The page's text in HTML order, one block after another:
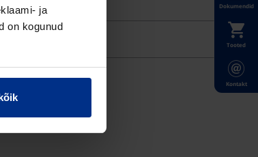
ja
on kogunud
Dokumendid
Tooted
Kontakt